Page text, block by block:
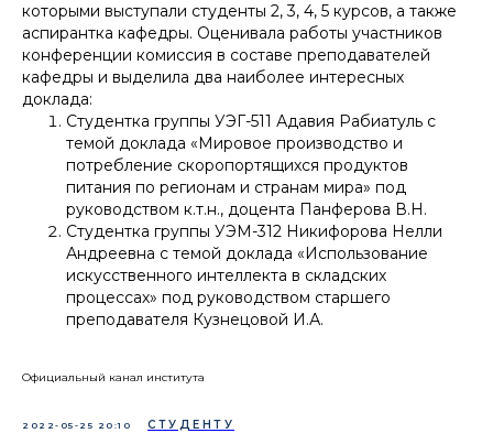
которыми выступали студенты 2, 3, 4, 5 курсов, а также
аспирантка кафедры. Оценивала работы участников
конференции комиссия в составе преподавателей
кафедры и выделила два наиболее интересных
доклада:
Студентка группы УЭГ-511 Адавия Рабиатуль с
темой доклада «Мировое производство и
потребление скоропортящихся продуктов
питания по регионам и странам мира» под
руководством к.т.н., доцента Панферова В.Н.
Студентка группы УЭМ-312 Никифорова Нелли
Андреевна с темой доклада «Использование
искусственного интеллекта в складских
процессах» под руководством старшего
преподавателя Кузнецовой И.А.
Официальный канал института
2022-05-25 20:10 СТУДЕНТУ